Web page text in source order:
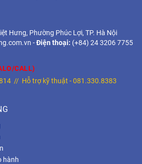
Hưng, Phường Phúc Lợi, TP. Hà Nội
-Điện thoại: (+84) 24 3206 7755
CALL)
// Hỗ trợ kỹ thuật -081.330.8383
hành